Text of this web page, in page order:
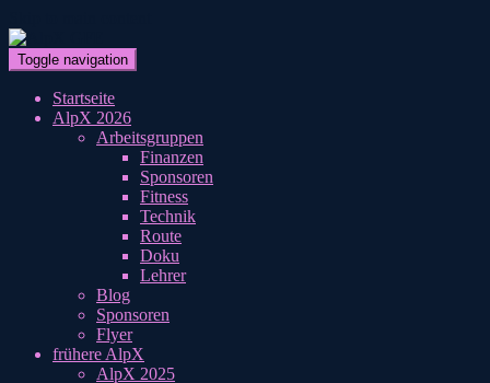
Toggle navigation
Startseite
AlpX 2026
Arbeitsgruppen
Finanzen
Sponsoren
Fitness
Technik
Route
Doku
Lehrer
Blog
Sponsoren
Flyer
frühere AlpX
AlpX 2025